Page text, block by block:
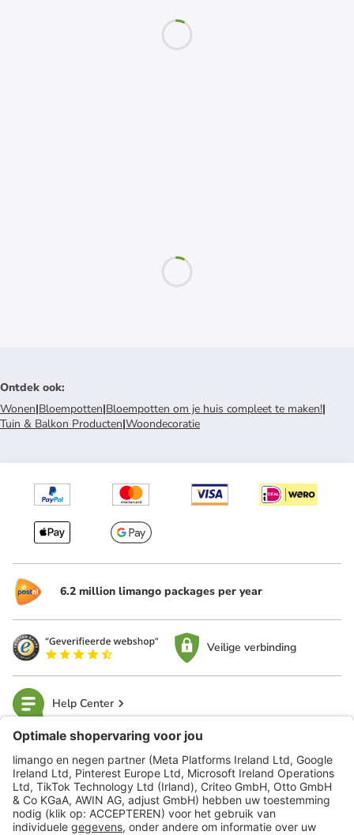
Ontdek ook:
Wonen|Bloempotten|Bloempotten om je huis compleet te maken!|
Tuin & Balkon Producten|Woondecoratie
6.2 million limango packages per year
Veilige verbinding
Help Center
limango
Veilig winkelen
Klantenservice